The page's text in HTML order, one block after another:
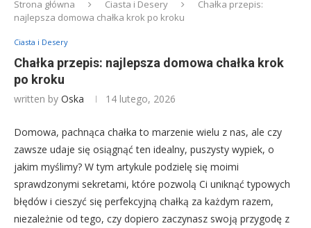
Strona główna Ciasta i Desery
Chałka przepis:
najlepsza domowa chałka krok po kroku
Ciasta i Desery
Chałka przepis: najlepsza domowa chałka krok
po kroku
written by Oska 14 lutego, 2026
Domowa, pachnąca chałka to marzenie wielu z nas, ale czy
zawsze udaje się osiągnąć ten idealny, puszysty wypiek, o
jakim myślimy? W tym artykule podzielę się moimi
sprawdzonymi sekretami, które pozwolą Ci uniknąć typowych
błędów i cieszyć się perfekcyjną chałką za każdym razem,
niezależnie od tego, czy dopiero zaczynasz swoją przygodę z